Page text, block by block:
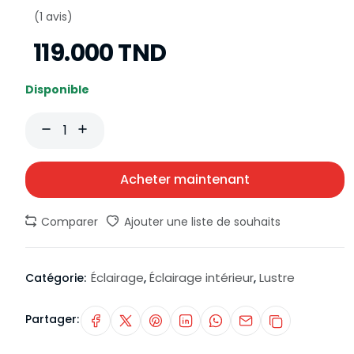
(1 avis)
119.000 TND
Disponible
Acheter maintenant
Comparer Ajouter une liste de souhaits
Catégorie: Éclairage, Éclairage intérieur, Lustre
Partager: